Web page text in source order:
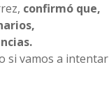
confirmó que,
si vamos a intentar